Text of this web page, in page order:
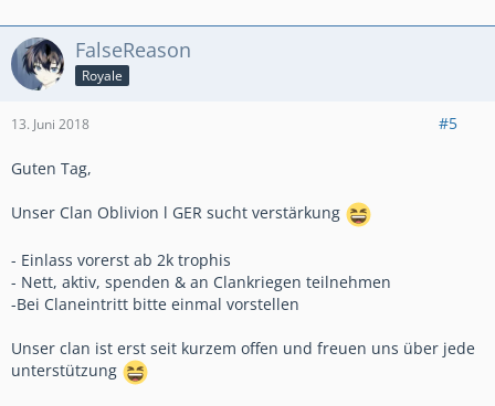
FalseReason
Royale
13. Juni 2018 #5
Guten Tag,
Unser Clan Oblivion l GER sucht verstärkung
- Einlass vorerst ab 2k trophis
- Nett, aktiv, spenden & an Clankriegen teilnehmen
-Bei Claneintritt bitte einmal vorstellen
Unser clan ist erst seit kurzem offen und freuen uns über jede
unterstützung